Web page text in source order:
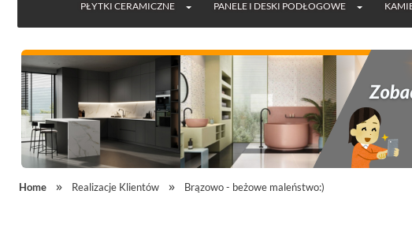
PŁYTKI CERAMICZNE PANELE I DESKI PODŁOGOWE
Home Realizacje Klientów Brązowo - beżowe maleństwo:)